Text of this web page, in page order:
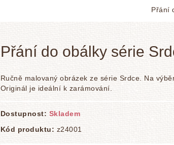
Přání
Přání do obálky série
Ručně malovaný obrázek ze série Srdce. Na
Originál je ideální k zarámování.
Dostupnost: Skladem
Kód produktu: z24001